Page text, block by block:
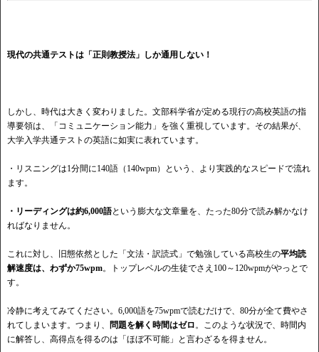
現代の共通テストは「正則教授法」しか通用しない！
しかし、時代は大きく変わりました。文部科学省が定める現行の高校英語の指
導要領は、「コミュニケーション能力」を強く重視しています。その結果が、
大学入学共通テストの英語に如実に表れています。
・リスニングは1分間に140語（140wpm）という、より実践的なスピードで流れ
ます。
・リーディングは約6,000語という膨大な文章量を、たった80分で読み解かなけ
ればなりません。
これに対し、旧態依然とした「文法・訳読式」で勉強している高校生の平均読
解速度は、わずか75wpm。トップレベルの生徒でさえ100～120wpmがやっとで
す。
冷静に考えてみてください。6,000語を75wpmで読むだけで、80分が全て費やさ
れてしまいます。つまり、
問題を解く時間はゼロ。このような状況で、時間内
に解答し、高得点を得るのは「ほぼ不可能」と言わざるを得ません。